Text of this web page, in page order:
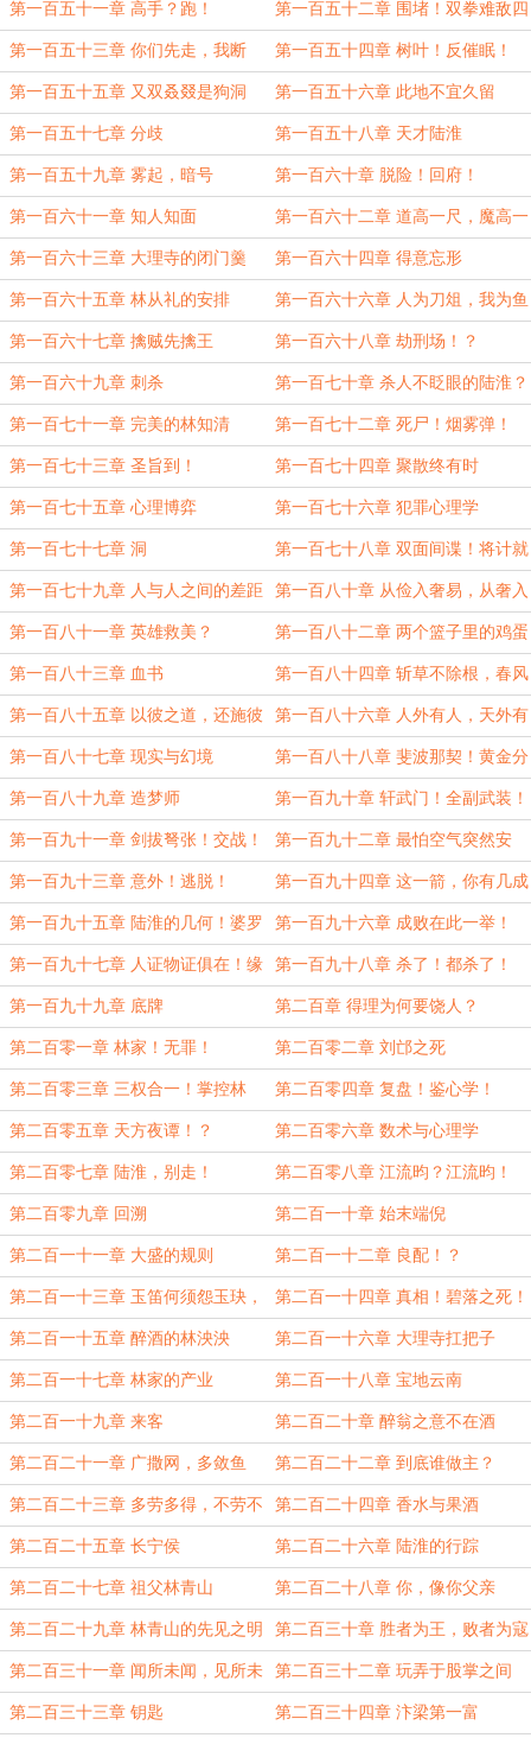
第一百五十一章 高手？跑！ 第一百五十二章 围堵！双拳难敌四
手
第一百五十三章 你们先走，我断
后！
第一百五十四章 树叶！反催眠！
第一百五十五章 又双叒叕是狗洞 第一百五十六章 此地不宜久留
第一百五十七章 分歧 第一百五十八章 天才陆淮
第一百五十九章 雾起，暗号 第一百六十章 脱险！回府！
第一百六十一章 知人知面 第一百六十二章 道高一尺，魔高一
丈
第一百六十三章 大理寺的闭门羹 第一百六十四章 得意忘形
第一百六十五章 林从礼的安排 第一百六十六章 人为刀俎，我为鱼
肉
第一百六十七章 擒贼先擒王 第一百六十八章 劫刑场！？
第一百六十九章 刺杀 第一百七十章 杀人不眨眼的陆淮？
第一百七十一章 完美的林知清 第一百七十二章 死尸！烟雾弹！
第一百七十三章 圣旨到！ 第一百七十四章 聚散终有时
第一百七十五章 心理博弈 第一百七十六章 犯罪心理学
第一百七十七章 洞 第一百七十八章 双面间谍！将计就
计！
第一百七十九章 人与人之间的差距 第一百八十章 从俭入奢易，从奢入
俭难
第一百八十一章 英雄救美？ 第一百八十二章 两个篮子里的鸡蛋
第一百八十三章 血书 第一百八十四章 斩草不除根，春风
吹又生
第一百八十五章 以彼之道，还施彼
身
第一百八十六章 人外有人，天外有
天
第一百八十七章 现实与幻境 第一百八十八章 斐波那契！黄金分
割数列！
第一百八十九章 造梦师 第一百九十章 轩武门！全副武装！
第一百九十一章 剑拔弩张！交战！ 第一百九十二章 最怕空气突然安
静！
第一百九十三章 意外！逃脱！ 第一百九十四章 这一箭，你有几成
把握？
第一百九十五章 陆淮的几何！婆罗
摩笈多模型！
第一百九十六章 成败在此一举！
第一百九十七章 人证物证俱在！缘
何要等？
第一百九十八章 杀了！都杀了！
第一百九十九章 底牌 第二百章 得理为何要饶人？
第二百零一章 林家！无罪！ 第二百零二章 刘邙之死
第二百零三章 三权合一！掌控林
家！
第二百零四章 复盘！鉴心学！
第二百零五章 天方夜谭！？ 第二百零六章 数术与心理学
第二百零七章 陆淮，别走！ 第二百零八章 江流昀？江流昀！
第二百零九章 回溯 第二百一十章 始末端倪
第二百一十一章 大盛的规则 第二百一十二章 良配！？
第二百一十三章 玉笛何须怨玉玦，
合欢不入王侯家
第二百一十四章 真相！碧落之死！
第二百一十五章 醉酒的林泱泱 第二百一十六章 大理寺扛把子
第二百一十七章 林家的产业 第二百一十八章 宝地云南
第二百一十九章 来客 第二百二十章 醉翁之意不在酒
第二百二十一章 广撒网，多敛鱼 第二百二十二章 到底谁做主？
第二百二十三章 多劳多得，不劳不
得
第二百二十四章 香水与果酒
第二百二十五章 长宁侯 第二百二十六章 陆淮的行踪
第二百二十七章 祖父林青山 第二百二十八章 你，像你父亲
第二百二十九章 林青山的先见之明 第二百三十章 胜者为王，败者为寇
第二百三十一章 闻所未闻，见所未
见
第二百三十二章 玩弄于股掌之间
第二百三十三章 钥匙 第二百三十四章 汴梁第一富